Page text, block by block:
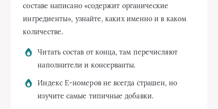
составе написано «содержит органические
ингредиенты», узнайте, каких именно и в каком
количестве.
Читать состав от конца, там перечисляют
наполнители и консерванты.
Индекс E-номеров не всегда страшен, но
изучите самые типичные добавки.